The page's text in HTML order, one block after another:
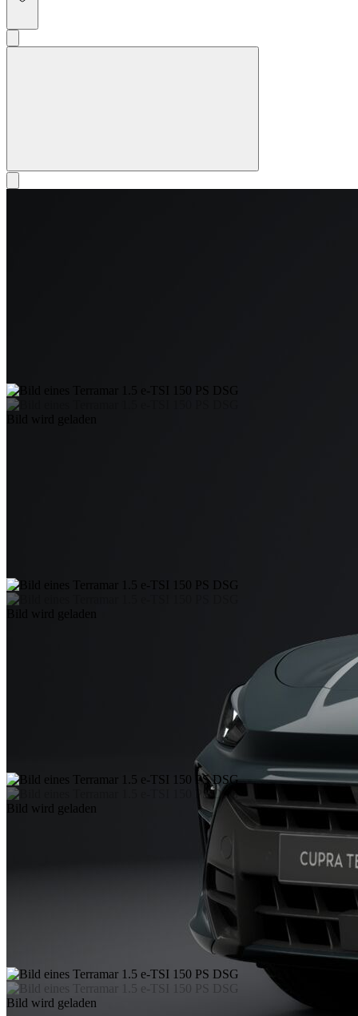
Bild wird geladen
Bild wird geladen